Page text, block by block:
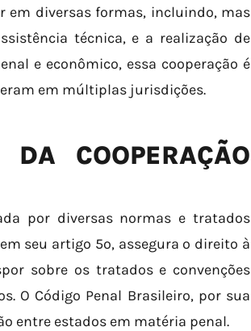
em diversas formas, incluindo, mas
técnica, e a realização de
e econômico, essa cooperação é
em múltiplas jurisdições.
COOPERAÇÃO
por diversas normas e tratados
seu artigo 5º, assegura o direito à
sobre os tratados e convenções
O Código Penal Brasileiro, por sua
entre estados em matéria penal.